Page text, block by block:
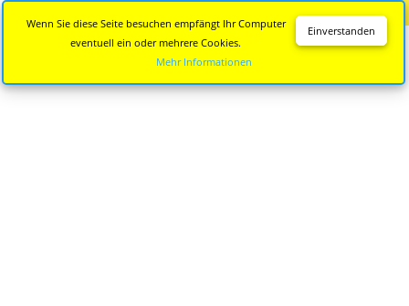
Einverstanden
Wenn Sie diese Seite besuchen empfängt Ihr Computer
eventuell ein oder mehrere Cookies.
Mehr Informationen